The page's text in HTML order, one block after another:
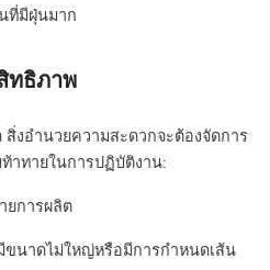
ที่มีฝุ่นมาก
ทธิภาพ
สิ่งอำนวยความสะดวกจะต้องจัดการ
าทายในการปฏิบัติงาน:
การผลิต
ขนาดไม่ใหญ่หรือมีการกำหนดเส้น